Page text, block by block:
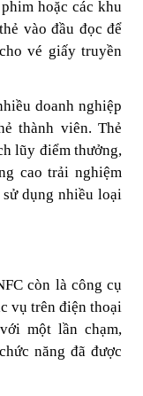
hoặc các khu
vào đầu đọc để
vé giấy truyền
doanh nghiệp
thành viên. Thẻ
lũy điểm thưởng,
cao trải nghiệm
dụng nhiều loại
còn là công cụ
vụ trên điện thoại
một lần chạm,
năng đã được